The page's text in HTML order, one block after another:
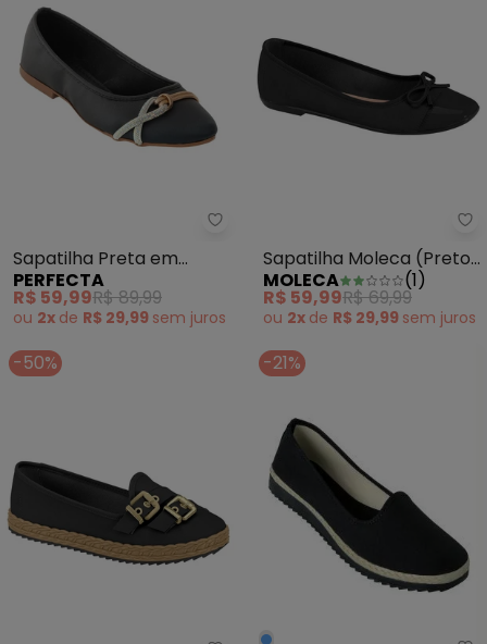
Perfecta - Sapatilha Preta em
Sapatilha Preta em
Sintético
PERFECTA
R$ 59,99R$ 89,99
ou 2x de R$ 29,99 sem juros
Sapatilha Moleca (Preto)
com Detalhe de Laço
MOLECA (1)
R$ 59,99R$ 69,99
ou 2x de R$ 29,99 sem juros
-50% -21%